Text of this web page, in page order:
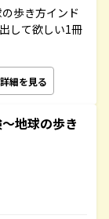
歩き方インド
して欲しい1冊
詳細を見る
地球の歩き